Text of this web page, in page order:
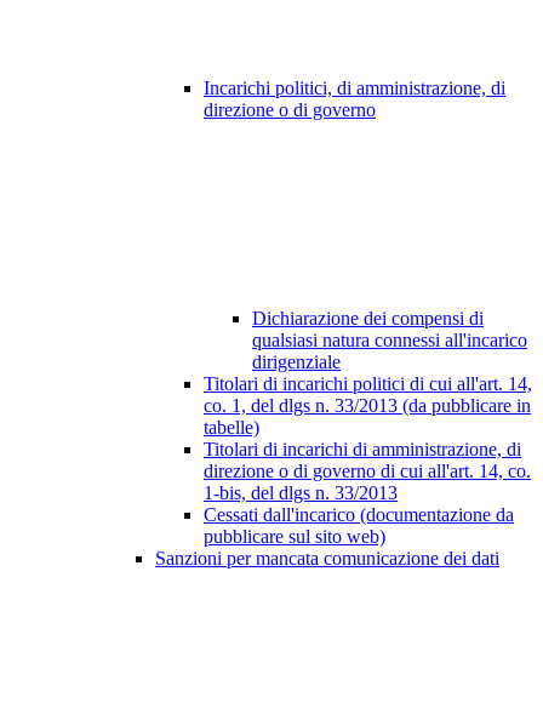
Incarichi politici, di amministrazione, di
direzione o di governo
Dichiarazione dei compensi di
qualsiasi natura connessi all'incarico
dirigenziale
Titolari di incarichi politici di cui all'art. 14,
co. 1, del dlgs n. 33/2013 (da pubblicare in
tabelle)
Titolari di incarichi di amministrazione, di
direzione o di governo di cui all'art. 14, co.
1-bis, del dlgs n. 33/2013
Cessati dall'incarico (documentazione da
pubblicare sul sito web)
Sanzioni per mancata comunicazione dei dati